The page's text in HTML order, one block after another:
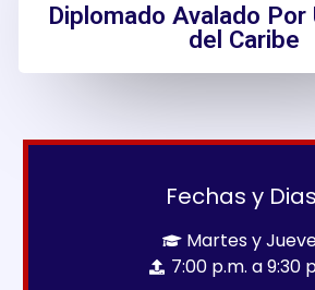
Diplomado Avalado Por
del Caribe
Fechas y Dias
Martes y
7:00 p.m. a 9:30